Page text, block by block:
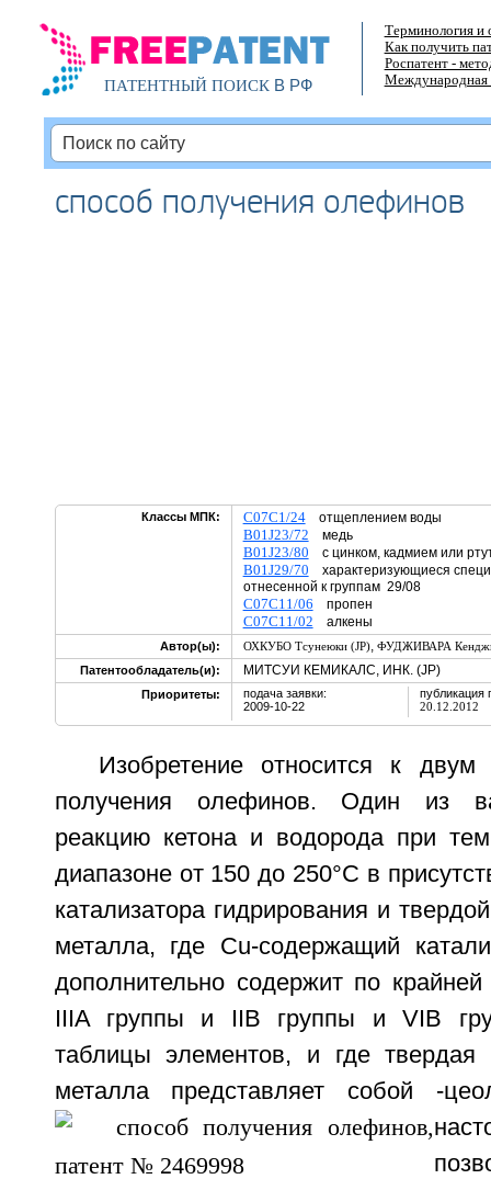
ПАТЕНТНЫЙ ПОИСКВ РФ
Терминология и
Как получить
Роспатент -
Международная
способ получения олефинов
Классы МПК: C07C1/24отщеплением воды
B01J23/72 медь
B01J23/80 с цинком, кадмием или
B01J29/70 характеризующиеся
отнесенной к группам 29/08
C07C11/06 пропен
C07C11/02 алкены
Автор(ы): ОХКУБО Тсунеюки (JP), ФУДЖИВАРА
Патентообладатель(и):
МИТСУИ КЕМИКАЛС, ИНК. (JP)
Приоритеты:
подача заявки:
2009-10-22
публикация
20.12.2012
Изобретение относится к двум
получения олефинов. Один из
реакцию кетона и водорода при
диапазоне от 150 до 250°C в
катализатора гидрирования и
металла, где Cu-содержащий
дополнительно содержит по
IIIA группы и IIВ группы и VIB
таблицы элементов, и где твердая
металла представляет собой -